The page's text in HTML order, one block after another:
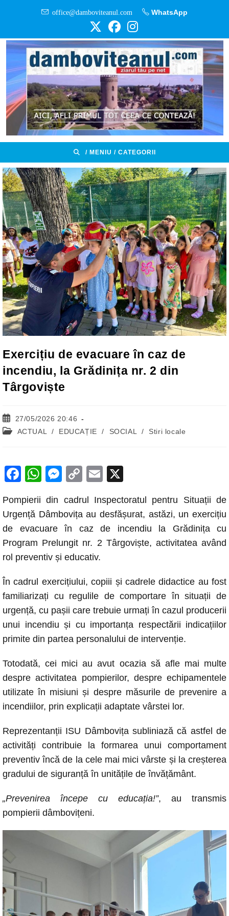
office@damboviteanul.com WhatsApp
/ MENIU / CATEGORII
Exercițiu de evacuare în caz de
incendiu, la Grădinița nr. 2 din
Târgoviște
Post
published:
27/05/2026 20:46
Post ACTUAL / EDUCAȚIE / SOCIAL / Stiri locale
F
c
e
b
o
k
W
at
s
A
p
M
ss
e
n
g
C
p
y
Li
n
E
ail
Pompierii din cadrul Inspectoratul pentru Situații de
Urgență Dâmbovița au desfășurat, astăzi, un exercițiu
de evacuare în caz de incendiu la Grădinița cu
Program Prelungit nr. 2 Târgoviște, activitatea având
rol preventiv și educativ.
În cadrul exercițiului, copiii și cadrele didactice au fost
familiarizați cu regulile de comportare în situații de
urgență, cu pașii care trebuie urmați în cazul producerii
unui incendiu și cu importanța respectării indicațiilor
primite din partea personalului de intervenție.
Totodată, cei mici au avut ocazia să afle mai multe
despre activitatea pompierilor, despre echipamentele
utilizate în misiuni și despre măsurile de prevenire a
incendiilor, prin explicații adaptate vârstei lor.
Reprezentanții ISU Dâmbovița subliniază că astfel de
activități contribuie la formarea unui comportament
preventiv încă de la cele mai mici vârste și la creșterea
gradului de siguranță în unitățile de învățământ.
„Prevenirea începe cu educația!”, au transmis
pompierii dâmbovițeni.